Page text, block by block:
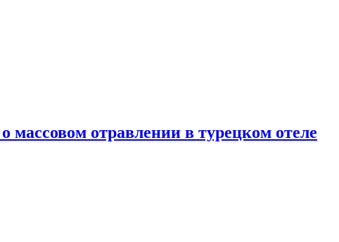
массовом отравлении в турецком отеле